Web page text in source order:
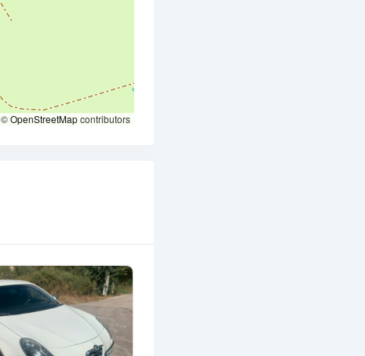
©OpenStreetMapcontributors